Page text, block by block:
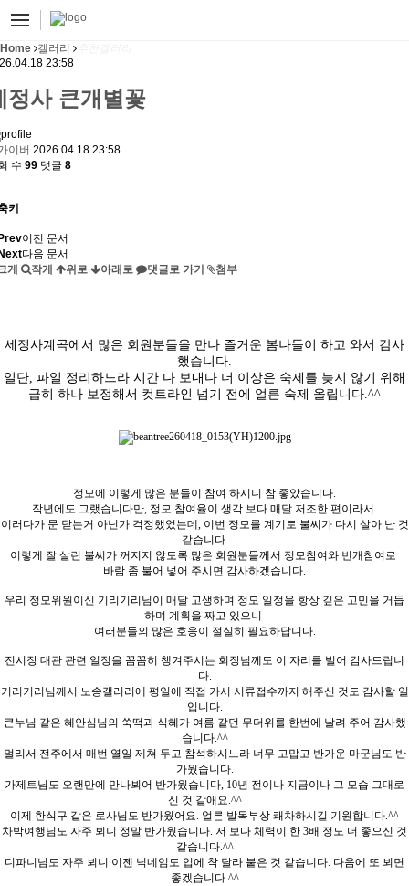
Home 갤러리
23:58
정사 큰개별꽃
이버 2026.04.18 23:58
수 99 댓글 8
키
이전 문서
다음 문서
게
작게 위로 아래로 댓글로 가기 첨부
세정사계곡에서 많은 회원분들을 만나 즐거운 봄나들이 하고 와서 감사
했습니다.
일단, 파일 정리하느라 시간 다 보내다 더 이상은 숙제를 늦지 않기 위해
급히 하나 보정해서 컷트라인 넘기 전에 얼른 숙제 올립니다.^^
정모에 이렇게 많은 분들이 참여 하시니 참 좋았습니다.
작년에도 그랬습니다만, 정모 참여율이 생각 보다 매달 저조한 편이라서
이러다가 문 닫는거 아닌가 걱정했었는데, 이번 정모를 계기로 불씨가 다시 살아 난 것
같습니다.
이렇게 잘 살린 불씨가 꺼지지 않도록 많은 회원분들께서 정모참여와 번개참여로
바람 좀 불어 넣어 주시면 감사하겠습니다.
우리 정모위원이신 기리기리님이 매달 고생하며 정모 일정을 항상 깊은 고민을 거듭
하며 계획을 짜고 있으니
여러분들의 많은 호응이 절실히 필요하답니다.
전시장 대관 관련 일정을 꼼꼼히 챙겨주시는 회장님께도 이 자리를 빌어 감사드립니
다.
기리기리님께서 노송갤러리에 평일에 직접 가서 서류접수까지 해주신 것도 감사할 일
입니다.
큰누님 같은 혜안심님의 쑥떡과 식혜가 여름 같던 무더위를 한번에 날려 주어 감사했
습니다.^^
멀리서 전주에서 매번 열일 제쳐 두고 참석하시느라 너무 고맙고 반가운 마군님도 반
가웠습니다.
가제트님도 오랜만에 만나뵈어 반가웠습니다, 10년 전이나 지금이나 그 모습 그대로
신 것 같애요.^^
이제 한식구 같은 로사님도 반가웠어요. 얼른 발목부상 쾌차하시길 기원합니다.^^
차박여행님도 자주 뵈니 정말 반가웠습니다. 저 보다 체력이 한 3배 정도 더 좋으신 것
같습니다.^^
디파니님도 자주 뵈니 이젠 닉네임도 입에 착 달라 붙은 것 같습니다. 다음에 또 뵈면
좋겠습니다.^^